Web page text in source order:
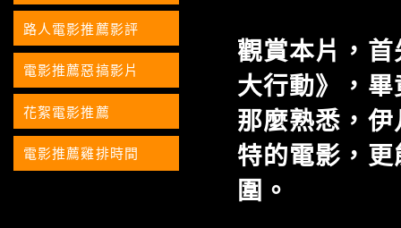
觀賞本片，
大行動》，
那麼熟悉，
特的電影，
圍。
路人電影推薦影評
電影推薦惡搞影片
花絮電影推薦
電影推薦雞排時間